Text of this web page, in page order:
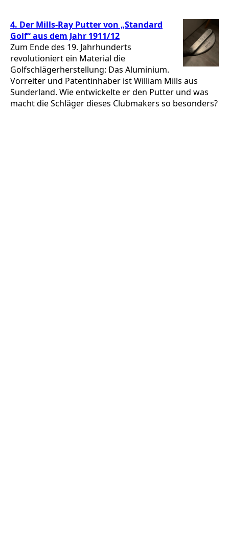
4. Der Mills-Ray Putter von „Standard
Golf“ aus dem Jahr 1911/12
Zum Ende des 19. Jahrhunderts
revolutioniert ein Material die
Golfschlägerherstellung: Das Aluminium.
Vorreiter und Patentinhaber ist William Mills aus
Sunderland. Wie entwickelte er den Putter und was
macht die Schläger dieses Clubmakers so besonders?